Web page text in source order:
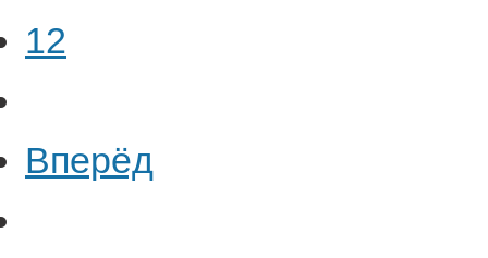
12
Вперёд